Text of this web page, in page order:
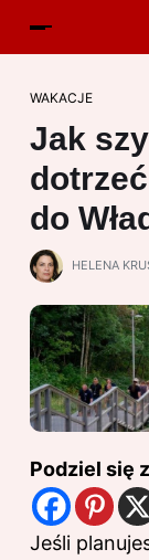
WAKACJE
Jak
do
HELENA
Podziel się
Jeśli